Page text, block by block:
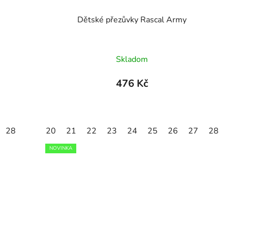
ů
28 30 31 32 33 34 35
Dětské přezůvky Rascal Army
Skladom
476 Kč
20 21 22 23 24 25 26 27 28
NOVINKA